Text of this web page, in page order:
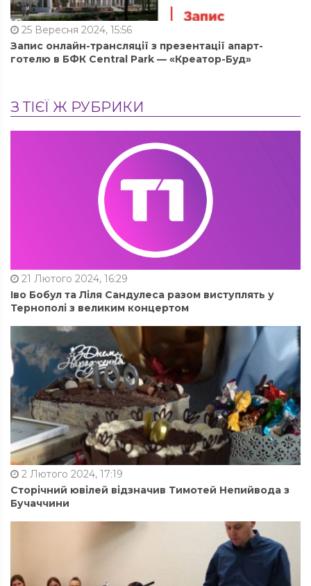
25 Вересня 2024, 15:56
Запис онлайн-трансляції з презентації апарт-
готелю в БФК Central Park — «Креатор-Буд»
З ТІЄЇ Ж РУБРИКИ
21 Лютого 2024, 16:29
Іво Бобул та Ліля Сандулеса разом виступлять у
Тернополі з великим концертом
2 Лютого 2024, 17:19
Сторічний ювілей відзначив Тимотей Непийвода з
Бучаччини